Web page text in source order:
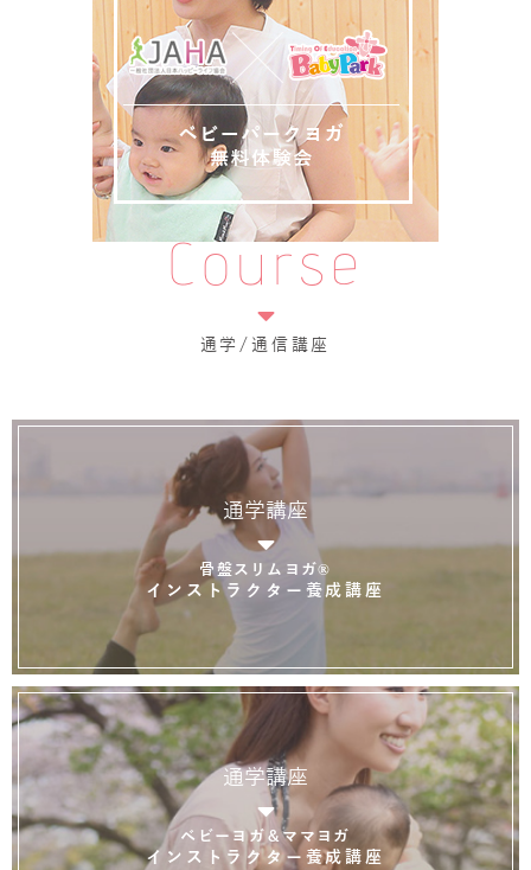
Course
通学/通信講座
通学講座
骨盤スリムヨガ®
インストラクター養成講座
通学講座
ベビーヨガ＆ママヨガ
インストラクター養成講座